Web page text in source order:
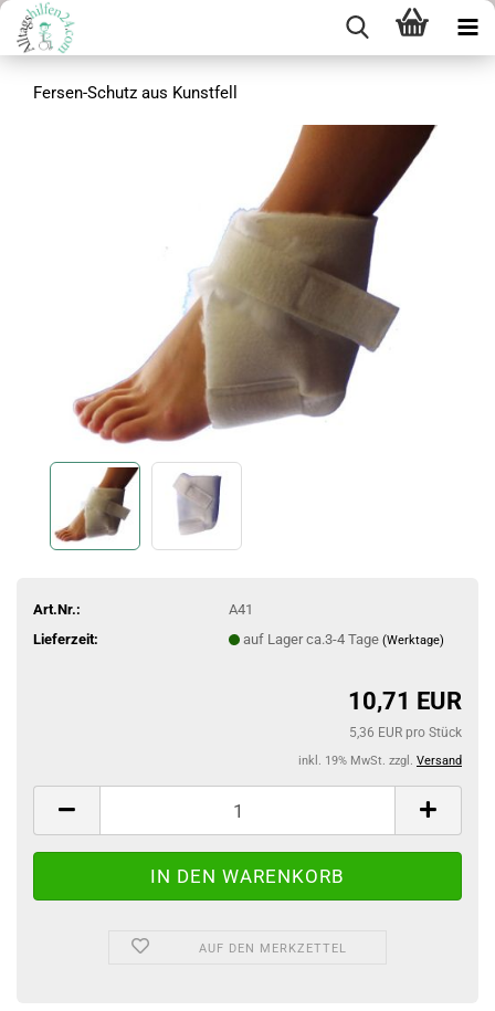
Fersen-Schutz aus Kunstfell
Art.Nr.:
A41
Lieferzeit:
auf Lager ca.3-4 Tage (Werktage)
10,71 EUR
5,36 EUR pro Stück
inkl. 19% MwSt. zzgl. Versand
AUF DEN MERKZETTEL